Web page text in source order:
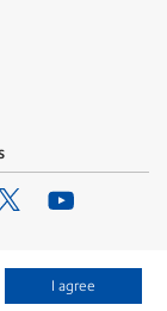
I agree
TwitterYoutube